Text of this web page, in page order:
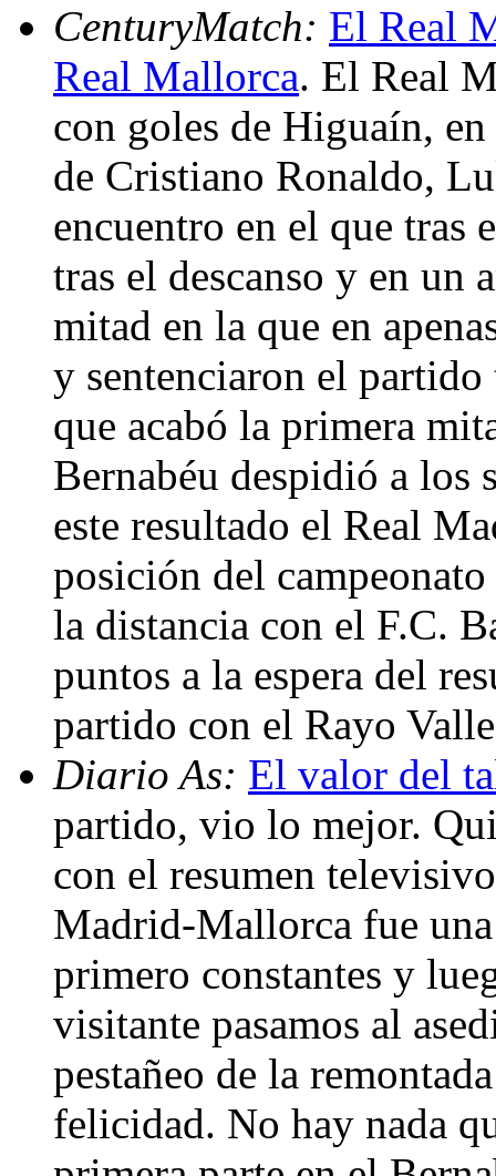
CenturyMatch: El Real
Real Mallorca. El Real
con goles de Higuaín,
de Cristiano Ronaldo,
encuentro en el que tras
tras el descanso y en un
mitad en la que en
y sentenciaron el
que acabó la primera
Bernabéu despidió a los
este resultado el Real
posición del
la distancia con el F.C.
puntos a la espera del
partido con el Rayo
Diario As: El valor del
partido, vio lo mejor.
con el resumen
Madrid-Mallorca fue
primero constantes y
visitante pasamos al
pestañeo de la
felicidad. No hay nada